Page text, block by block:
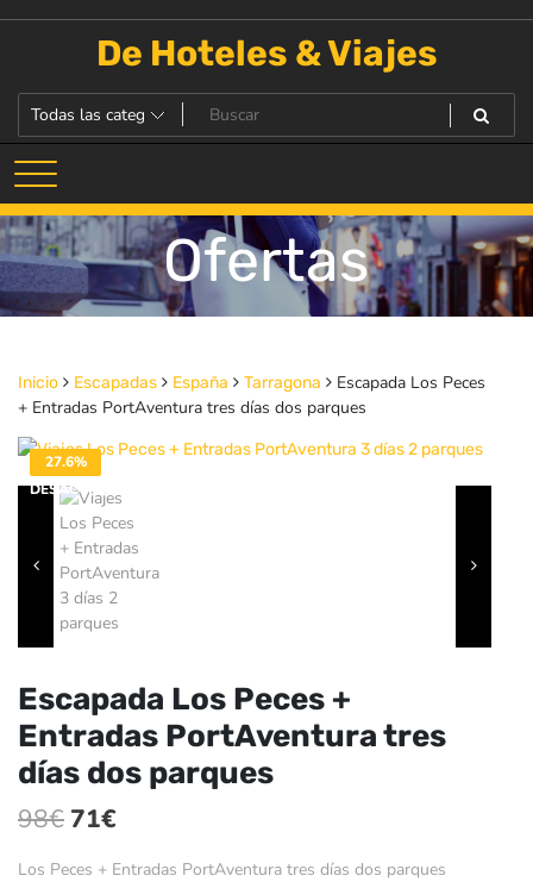
De Hoteles & Viajes
Ofertas
Inicio Escapadas España Tarragona
Escapada Los Peces
+ Entradas PortAventura tres días dos parques
27.6%
DESACTIVADO
Escapada Los Peces +
Entradas PortAventura tres
días dos parques
98€El
precio
71€
precio
Los Peces + Entradas PortAventura tres días dos parques